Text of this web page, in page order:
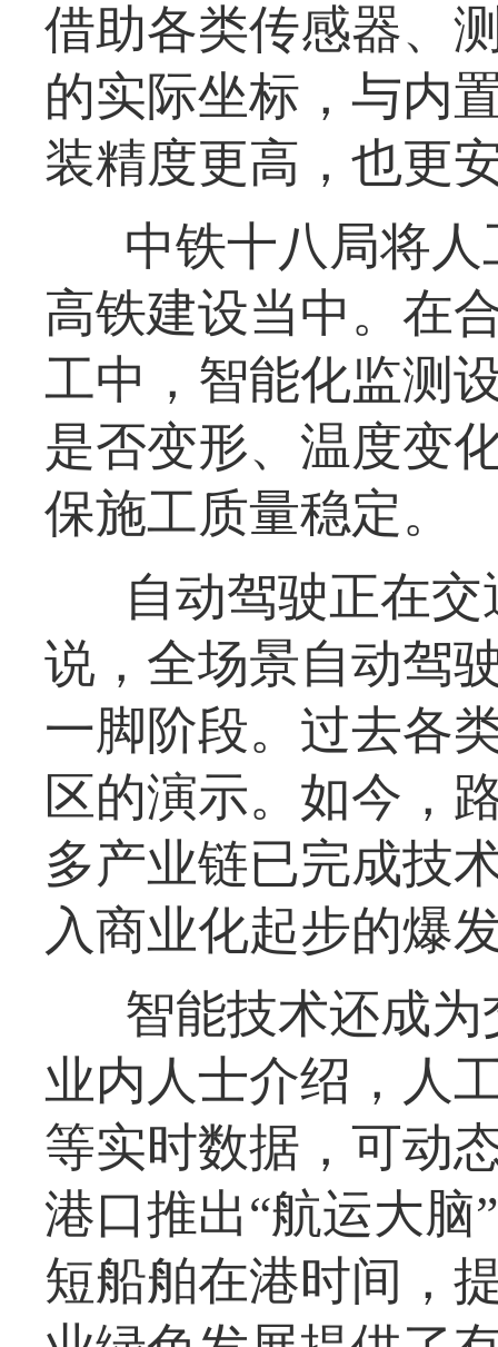
借助各类传感器、
的实际坐标，与内
装精度更高，也更
中铁十八局将
高铁建设当中。在
工中，智能化监测
是否变形、温度变
保施工质量稳定。
自动驾驶正在
说，全场景自动驾
一脚阶段。过去各
区的演示。如今，
多产业链已完成技
入商业化起步的爆
智能技术还成
业内人士介绍，人
等实时数据，可动
港口推出“航运大
短船舶在港时间，